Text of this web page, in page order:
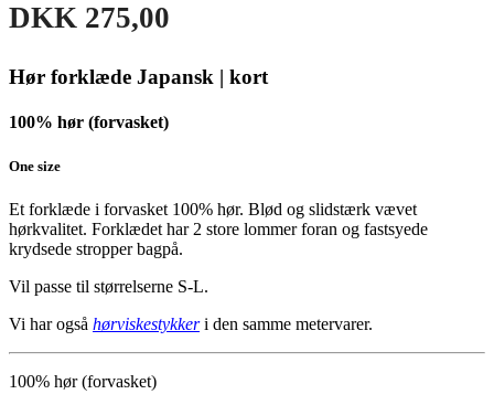
DKK 275,00
Hør forklæde Japansk | kort
100% hør (forvasket)
One size
Et forklæde i forvasket 100% hør. Blød og slidstærk vævet
hørkvalitet. Forklædet har 2 store lommer foran og fastsyede
krydsede stropper bagpå.
Vil passe til størrelserne S-L.
Vi har også hørviskestykkeri den samme metervarer.
100% hør (forvasket)